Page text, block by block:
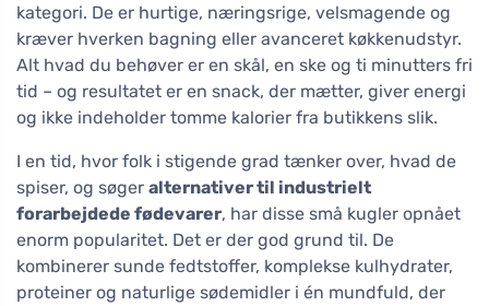
kategori. De er hurtige, næringsrige, velsmagende og
kræver hverken bagning eller avanceret køkkenudstyr.
Alt hvad du behøver er en skål, en ske og ti minutters fri
tid – og resultatet er en snack, der mætter, giver energi
og ikke indeholder tomme kalorier fra butikkens slik.
I en tid, hvor folk i stigende grad tænker over, hvad de
spiser, og søger alternativer til industrielt
forarbejdede fødevarer, har disse små kugler opnået
enorm popularitet. Det er der god grund til. De
kombinerer sunde fedtstoffer, komplekse kulhydrater,
proteiner og naturlige sødemidler i én mundfuld, der